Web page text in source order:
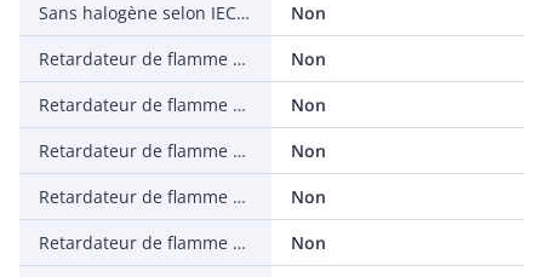
Sans halogène selon IEC 60754-1
Non
Retardateur de flamme selon IEC 60332-3-25 (Cat D)
Non
Retardateur de flamme selon IEC 60332-3-24 (Cat C)
Non
Retardateur de flamme selon IEC 60332-3-23 (Cat B)
Non
Retardateur de flamme selon IEC 60332-3-22 (Cat A)
Non
Retardateur de flamme selon IEC 60332-3-21 (Cat A F/R)
Non